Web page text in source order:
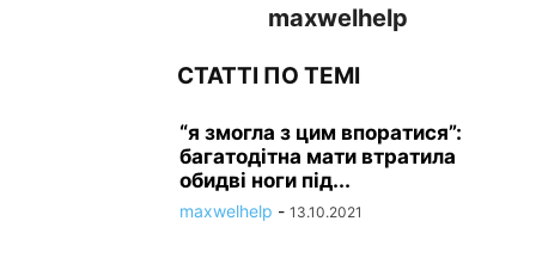
maxwelhelp
СТАТТІ ПО ТЕМІ
“я змогла з цим впоратися”:
багатодітна мати втратила
обидві ноги під...
maxwelhelp - 13.10.2021